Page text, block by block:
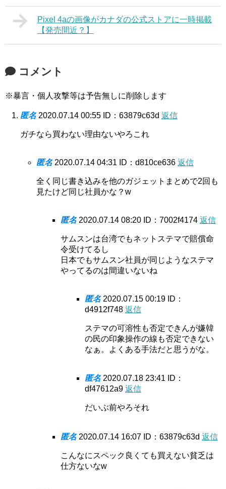
Pixel 4aの画像がカナダの公式ストアに一時掲載
【発売間近？】
コメント
※暴言・個人攻撃等は予告無しに削除します
匿名 2020.07.14 00:55 ID：63879c63d 返信
ガチなら買わない理由ないやろこれ
匿名 2020.07.14 04:31 ID：d810ce636 返信
全く同じ書き込みを他のガジェットまとめで2回も
見たけど同じ社員かな？w
匿名 2020.07.14 08:20 ID：7002f4174 返信
サムスンは台湾でもネットステマで賠償命
令受けてるし
日本でもサムスン社員が同じようなステマ
やってるのは間違いないね
匿名 2020.07.15 00:19 ID：
d4912f748 返信
ステマの可溶性も否定できんが嫌韓
の民の印象操作の線も否定できない
なぁ。よくある手法だと思うがな。
匿名 2020.07.18 23:41
ID：
df47612a9 返信
だいぶ前やろそれ
匿名 2020.07.14 16:07 ID：63879c63d 返信
こんなにスペック良くても買えない貧乏は
仕方ないなw